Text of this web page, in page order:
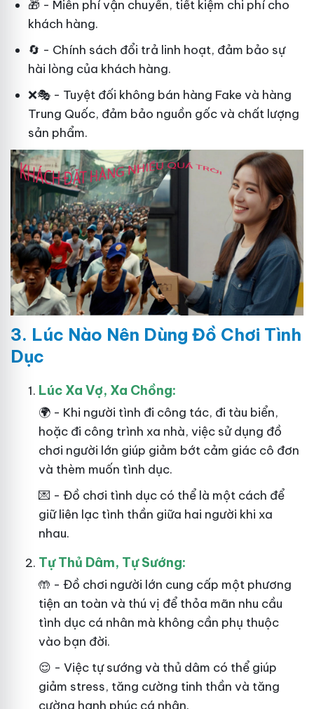
🎁 - Miễn phí vận chuyển, tiết kiệm chi phí cho
khách hàng.
🔄 - Chính sách đổi trả linh hoạt, đảm bảo sự
hài lòng của khách hàng.
❌🎭 - Tuyệt đối không bán hàng Fake và hàng
Trung Quốc, đảm bảo nguồn gốc và chất lượng
sản phẩm.
3. Lúc Nào Nên Dùng Đồ Chơi Tình
Dục
Lúc Xa Vợ, Xa Chồng:
🌍 - Khi người tình đi công tác, đi tàu biển,
hoặc đi công trình xa nhà, việc sử dụng đồ
chơi người lớn giúp giảm bớt cảm giác cô đơn
và thèm muốn tình dục.
💌 - Đồ chơi tình dục có thể là một cách để
giữ liên lạc tình thần giữa hai người khi xa
nhau.
Tự Thủ Dâm, Tự Sướng:
🤲 - Đồ chơi người lớn cung cấp một phương
tiện an toàn và thú vị để thỏa mãn nhu cầu
tình dục cá nhân mà không cần phụ thuộc
vào bạn đời.
😌 - Việc tự sướng và thủ dâm có thể giúp
giảm stress, tăng cường tinh thần và tăng
cường hạnh phúc cá nhân.